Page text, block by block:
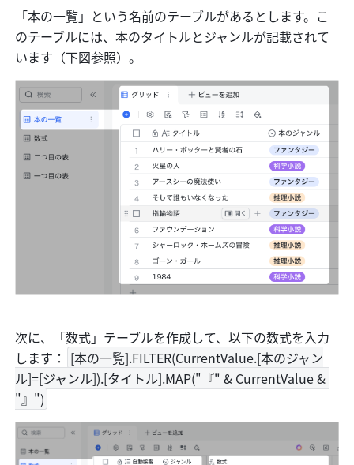
「本の一覧」という名前のテーブルがあるとします。こ
のテーブルには、本のタイトルとジャンルが記載されて
います（下図参照）。
次に、「数式」テーブルを作成して、以下の数式を入力
します： [本の一覧].FILTER(CurrentValue.[本のジャン
ル]=[ジャンル]).[タイトル].MAP("『" & CurrentValue &
"』")